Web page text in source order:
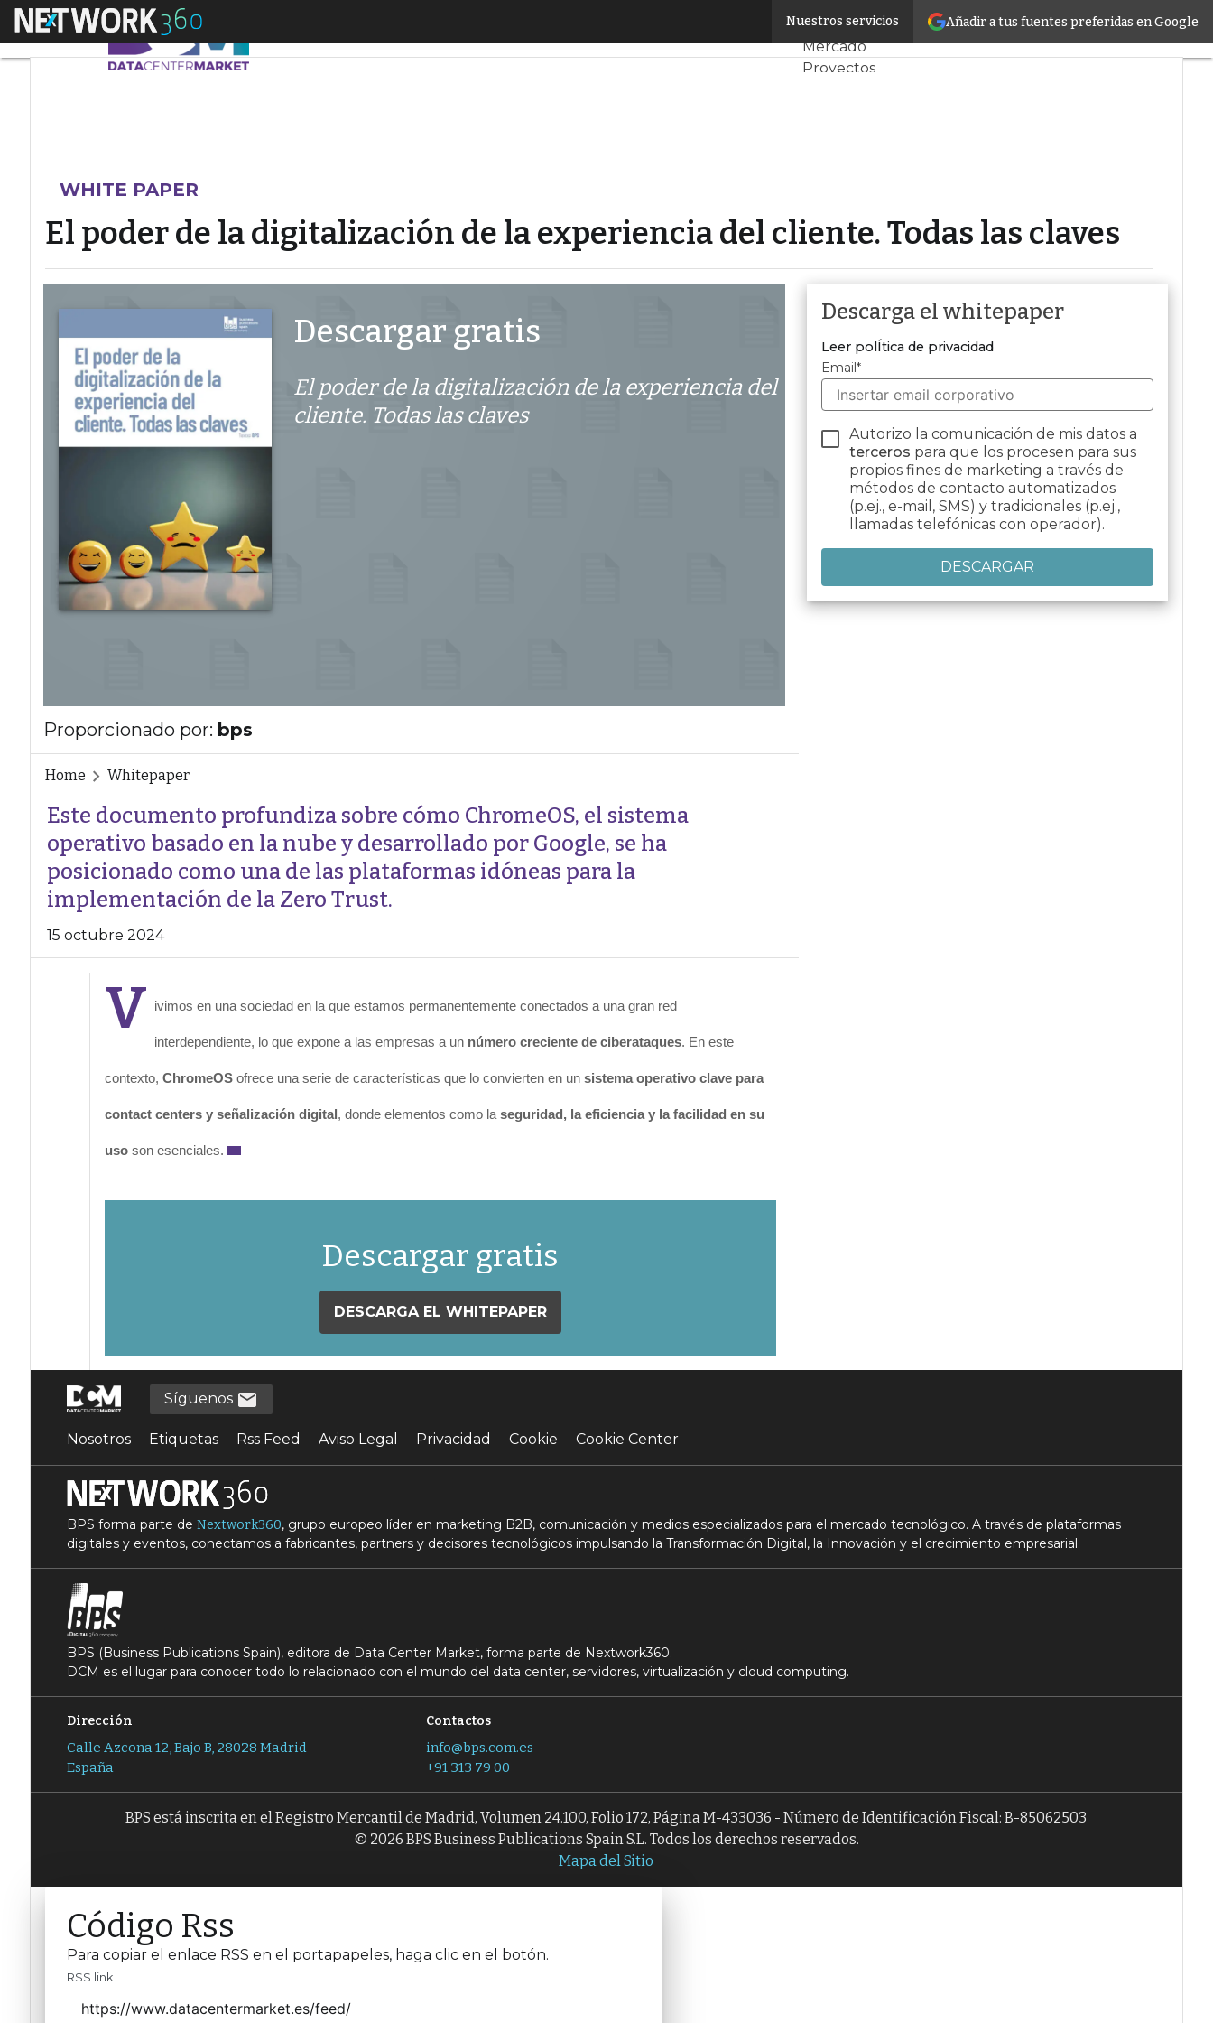
Añadir a tus fuentes preferidas en Google
Nuestros servicios
Menú El poder de la digitalización de la experiencia del cliente. Todas las clavesServidores CPD y
Mercado
Proyectos
Inteligencia Artificial
WHITE PAPER
El poder de la digitalización de la experiencia del cliente. Todas las claves
Descargar gratis
El poder de la digitalización de la experiencia del
cliente. Todas las claves
Proporcionado por: bps
Home Whitepaper
Este documento profundiza sobre cómo ChromeOS, el sistema
operativo basado en la nube y desarrollado por Google, se ha
posicionado como una de las plataformas idóneas para la
implementación de la Zero Trust.
15 octubre 2024
V ivimos en una sociedad en la que estamos permanentemente conectados a una gran red
interdependiente, lo que expone a las empresas a un número creciente de ciberataques. En este
contexto, ChromeOSofrece una serie de características que lo convierten en un sistema operativo clave para
contact centers y señalización digital , donde elementos como la seguridad, la eficiencia y la facilidad en su
usoson esenciales.
Descargar gratis
DESCARGA EL WHITEPAPER
Descarga el whitepaper
Leer polÍtica de privacidad
Email*
Autorizo la comunicación de mis datos a
terceros para que los procesen para sus
propios fines de marketing a través de
métodos de contacto automatizados
(p.ej., e-mail, SMS) y tradicionales (p.ej.,
llamadas telefónicas con operador).
Síguenos
Nosotros Etiquetas Rss Feed Aviso Legal Privacidad Cookie Cookie Center
BPS forma parte de Nextwork360, grupo europeo líder en marketing B2B, comunicación y medios especializados para el mercado tecnológico. A través de plataformas
digitales y eventos, conectamos a fabricantes, partners y decisores tecnológicos impulsando la Transformación Digital, la Innovación y el crecimiento empresarial.
BPS (Business Publications Spain), editora de Data Center Market, forma parte de Nextwork360.
DCM es el lugar para conocer todo lo relacionado con el mundo del data center, servidores, virtualización y cloud computing.
Dirección
Calle Azcona 12, Bajo B, 28028 Madrid
España
Contactos
info@bps.com.es
+91 313 79 00
BPS está inscrita en el Registro Mercantil de Madrid, Volumen 24.100, Folio 172, Página M-433036 - Número de Identificación Fiscal: B-85062503
© 2026 BPS Business Publications Spain S.L. Todos los derechos reservados.
Mapa del Sitio
Código Rss
Para copiar el enlace RSS en el portapapeles, haga clic en el botón.
RSS link